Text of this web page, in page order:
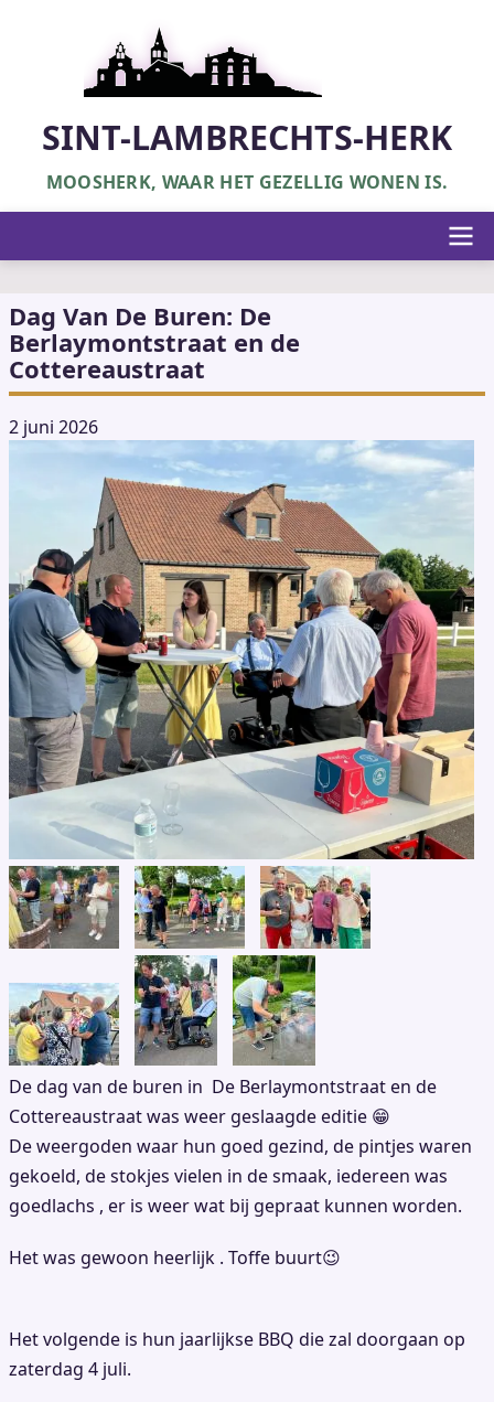
SINT-LAMBRECHTS-HERK
MOOSHERK, WAAR HET GEZELLIG WONEN IS.
Dag Van De Buren: De
Berlaymontstraat en de
Cottereaustraat
2 juni 2026
De dag van de buren in De Berlaymontstraat en de
Cottereaustraat was weer geslaagde editie 😁
De weergoden waar hun goed gezind, de pintjes waren
gekoeld, de stokjes vielen in de smaak, iedereen was
goedlachs , er is weer wat bij gepraat kunnen worden.
Het was gewoon heerlijk . Toffe buurt😉
Het volgende is hun jaarlijkse BBQ die zal doorgaan op
zaterdag 4 juli.